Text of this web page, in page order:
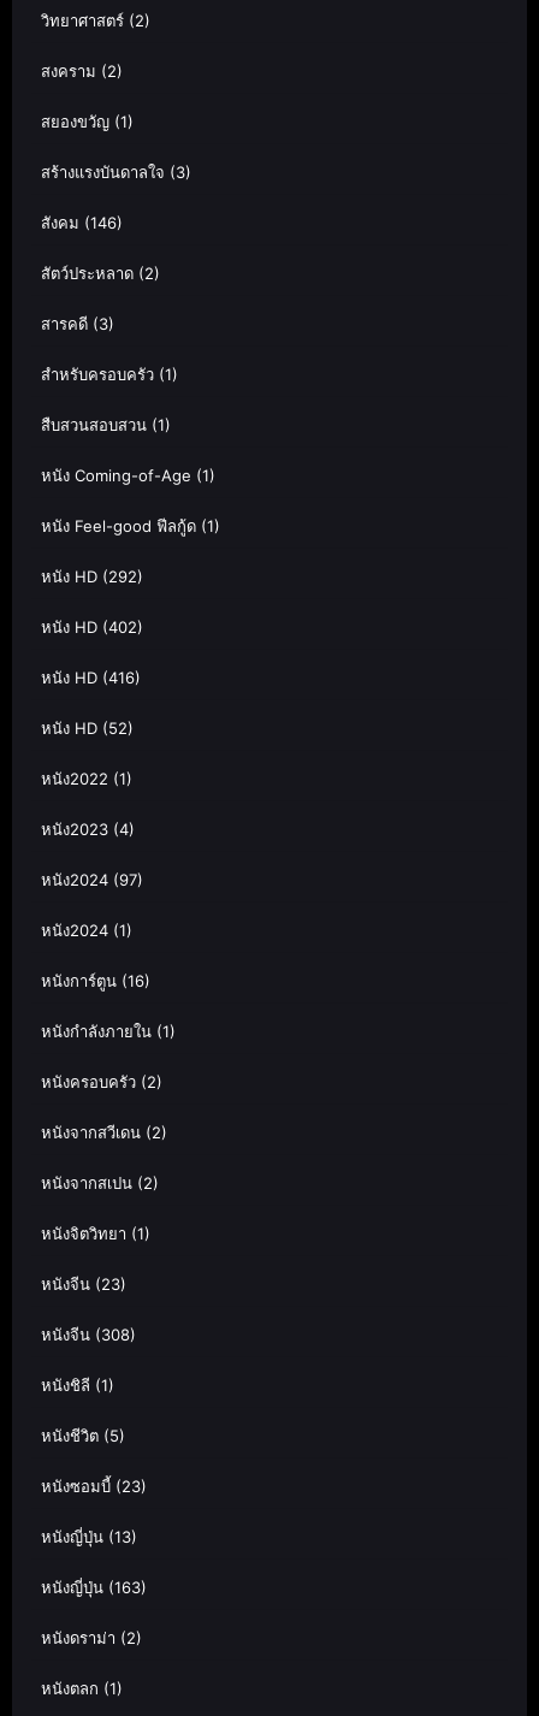
วิทยาศาสตร์ (2)
สงคราม (2)
สยองขวัญ (1)
สร้างแรงบันดาลใจ (3)
สังคม (146)
สัตว์ประหลาด (2)
สารคดี (3)
สำหรับครอบครัว (1)
สืบสวนสอบสวน (1)
หนัง Coming-of-Age (1)
หนัง Feel-good ฟีลกู้ด (1)
หนัง HD (292)
หนัง HD (402)
หนัง HD (416)
หนัง HD (52)
หนัง2022 (1)
หนัง2023 (4)
หนัง2024 (97)
หนัง2024 (1)
หนังการ์ตูน (16)
หนังกำลังภายใน (1)
หนังครอบครัว (2)
หนังจากสวีเดน (2)
หนังจากสเปน (2)
หนังจิตวิทยา (1)
หนังจีน (23)
หนังจีน (308)
หนังชิลี (1)
หนังชีวิต (5)
หนังซอมบี้ (23)
หนังญี่ปุ่น (13)
หนังญี่ปุ่น (163)
หนังดราม่า (2)
หนังตลก (1)